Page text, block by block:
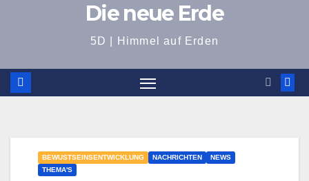
Die neue Erde
5D | Himmel auf Erden
BEWUSTSEINSENTWICKLUNG NACHRICHTEN
NEWS
THEMA'S